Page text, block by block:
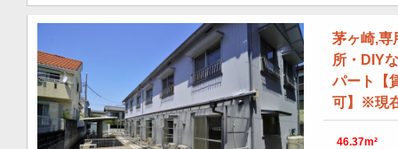
茅ヶ崎,専
所・DIY
パート【
可】※現
46.37m²